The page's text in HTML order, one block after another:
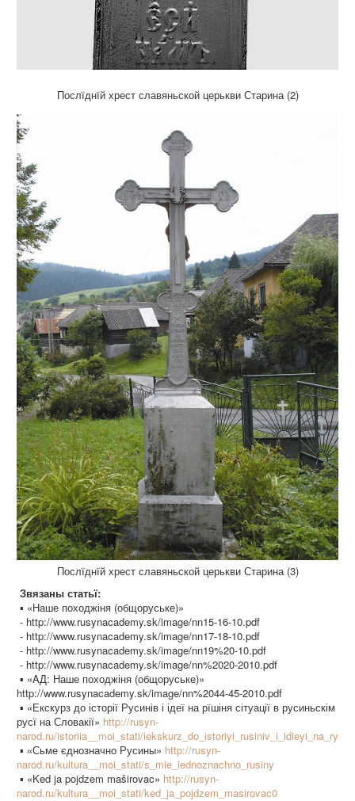
Послїднїй хрест славяньской церькви Старина (2)
Послїднїй хрест славяньской церькви Старина (3)
Звязаны статьї:
▪ «Наше походжіня (общоруське)»
- http://www.rusynacademy.sk/image/nn15-16-10.pdf
- http://www.rusynacademy.sk/image/nn17-18-10.pdf
- http://www.rusynacademy.sk/image/nn19%20-10.pdf
- http://www.rusynacademy.sk/image/nn%2020-2010.pdf
▪ «AД: Наше походжіня (общоруське)»
http://www.rusynacademy.sk/image/nn%2044-45-2010.pdf
▪ «Екскурз до історії Русинів і ідеї на рїшіня сітуації в русиньскім
русї на Словакії» http://rusyn-
narod.ru/istoriia__moi_stati/
▪ «Сьме єднозначно Русины» http://rusyn-
narod.ru/kultura__moi_stati/s_mie_iednoznachno_rusiny
▪ «Ked ja pojdzem maširovac» http://rusyn-
narod.ru/kultura__moi_stati/ked_ja_pojdzem_masirovac0